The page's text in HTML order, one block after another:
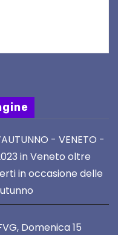
- VENETO -
in Veneto oltre
in occasione delle
Domenica 15